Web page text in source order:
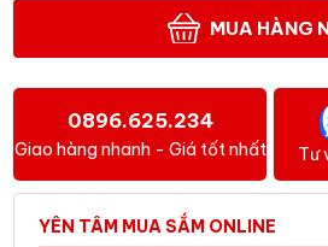
MUA HÀNG
0896.625.234
Giao hàng nhanh - Giá tốt nhất Tư
YÊN TÂM MUA SẮM ONLINE